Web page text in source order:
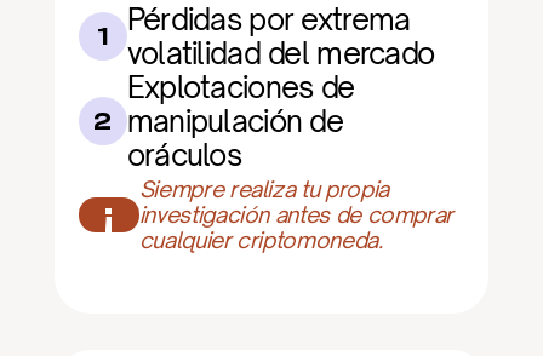
1
Pérdidas por extrema
volatilidad del mercado
2
Explotaciones de
manipulación de
oráculos
¡
Siempre realiza tu propia
investigación antes de comprar
cualquier criptomoneda.